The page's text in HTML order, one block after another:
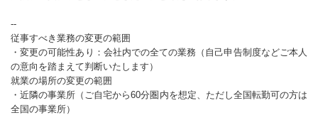
--
従事すべき業務の変更の範囲
・変更の可能性あり：会社内での全ての業務（自己申告制度などご本人
の意向を踏まえて判断いたします）
就業の場所の変更の範囲
・近隣の事業所（ご自宅から60分圏内を想定、ただし全国転勤可の方は
全国の事業所）